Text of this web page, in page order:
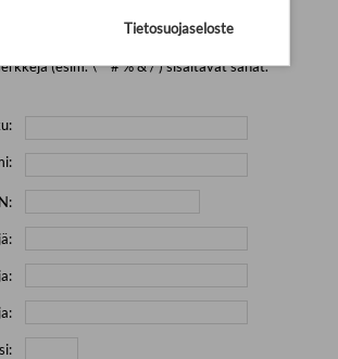
(esim. \' " # % & / ) sisältävät sanat.
Tietosuojaseloste